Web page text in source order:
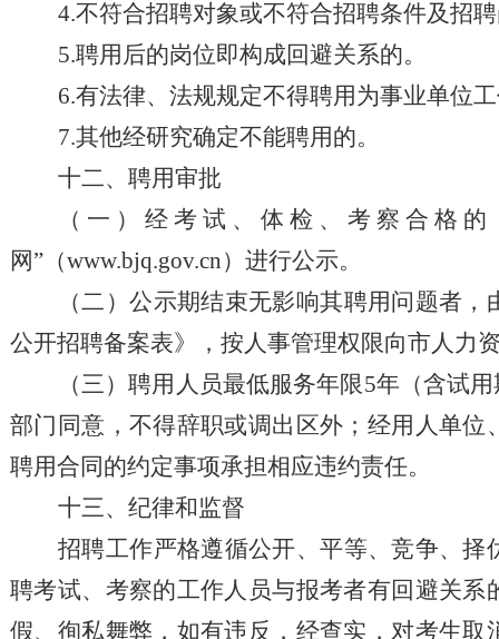
4.不符合招聘对象或不符合招聘条件及招
5.聘用后的岗位即构成回避关系的。
6.有法律、法规规定不得聘用为事业单位
7.其他经研究确定不能聘用的。
十二、聘用审批
（一）经考试、体检、考察合格
网” （www.bjq.gov.cn） 进行公示。
（二）公示期结束无影响其聘用问题者，
公开招聘备案表》，按人事管理权限向市人力
（三）聘用人员最低服务年限5年 （含试
部门 同意，不得辞职或调出区外；经用人单位
聘用合同的约定事项承担相应违约责任。
十三、纪律和监督
招聘工作严格遵循公开、平等、竞争、
聘考试、考察的工作人员与报考者有回避关
假、徇私舞弊，如有违反，经查实，对考生